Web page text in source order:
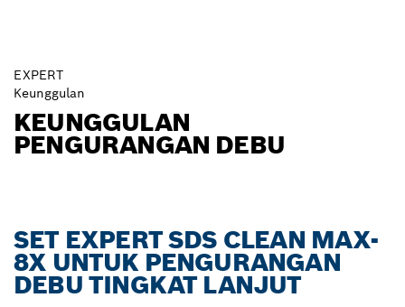
EXPERT
Keunggulan
KEUNGGULAN
PENGURANGAN DEBU
SET EXPERT SDS CLEAN MAX-
8X UNTUK PENGURANGAN
DEBU TINGKAT LANJUT